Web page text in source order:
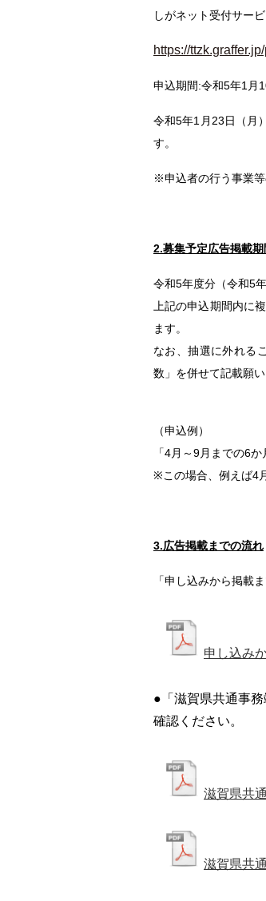
しがネット受付サー
https://
申込期間:令和5年1月
令和5年1月23日（月
す。
※申込者の行う事業等
2.募集予定広告掲載期
令和5年度分（令和5
上記の申込期間内に
ます。
なお、抽選に外れる
数」を併せて記載願
（申込例）
「4月～9月までの6
※この場合、例えば4
3.広告掲載までの流れ
「申し込みから掲載
申し込み
●「滋賀県共通事
確認ください。
滋賀県共
滋賀県共